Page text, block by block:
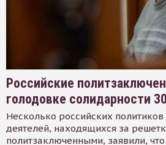
Российские
голодовке солидарности
Несколько российских
деятелей, находящихся за
политзаключенными, заявили,